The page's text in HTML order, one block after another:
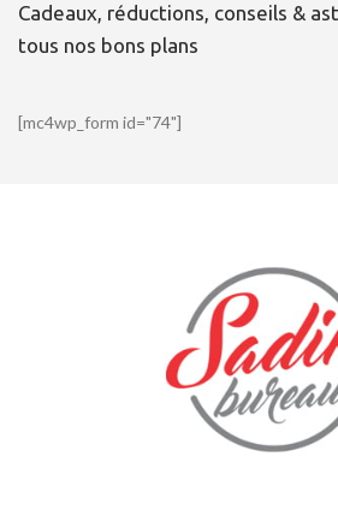
Cadeaux, réductions, conseils &
tous nos bons plans
[mc4wp_form id="74"]